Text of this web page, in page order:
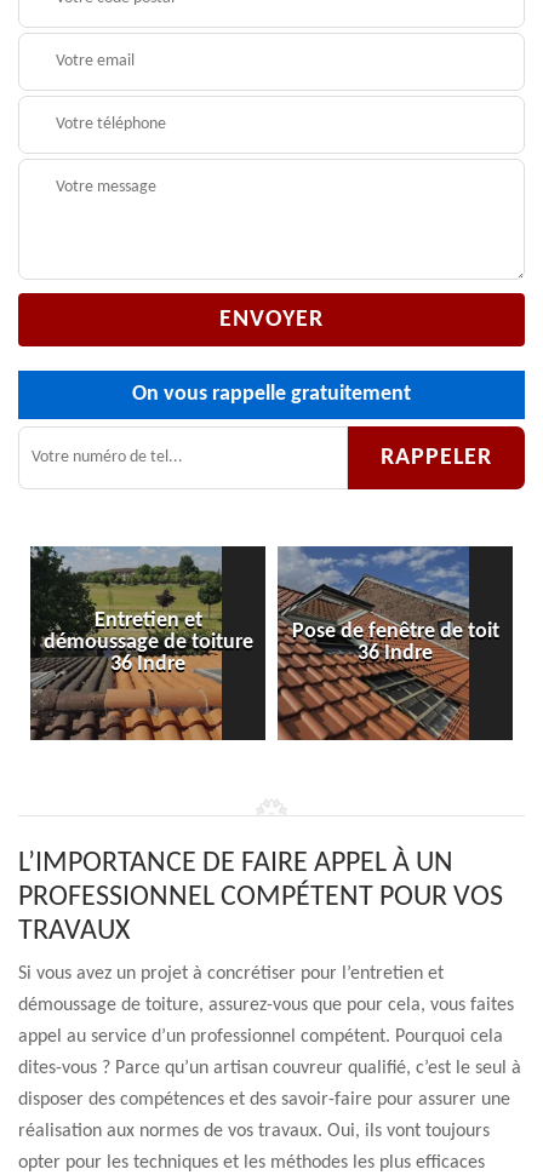
On vous rappelle gratuitement
Entretien et
démoussage de toiture
36 Indre
Pose de fenêtre de toit
36 Indre
L’IMPORTANCE DE FAIRE APPEL À UN
PROFESSIONNEL COMPÉTENT POUR VOS
TRAVAUX
Si vous avez un projet à concrétiser pour l’entretien et
démoussage de toiture, assurez-vous que pour cela, vous faites
appel au service d’un professionnel compétent. Pourquoi cela
dites-vous ? Parce qu’un artisan couvreur qualifié, c’est le seul à
disposer des compétences et des savoir-faire pour assurer une
réalisation aux normes de vos travaux. Oui, ils vont toujours
opter pour les techniques et les méthodes les plus efficaces